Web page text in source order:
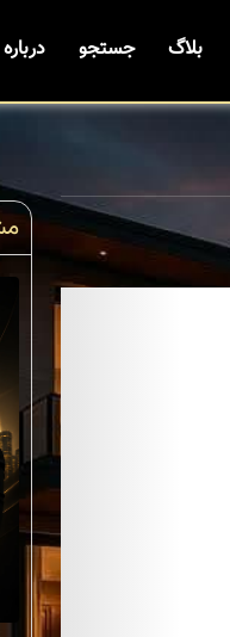
بلاگ جستجو